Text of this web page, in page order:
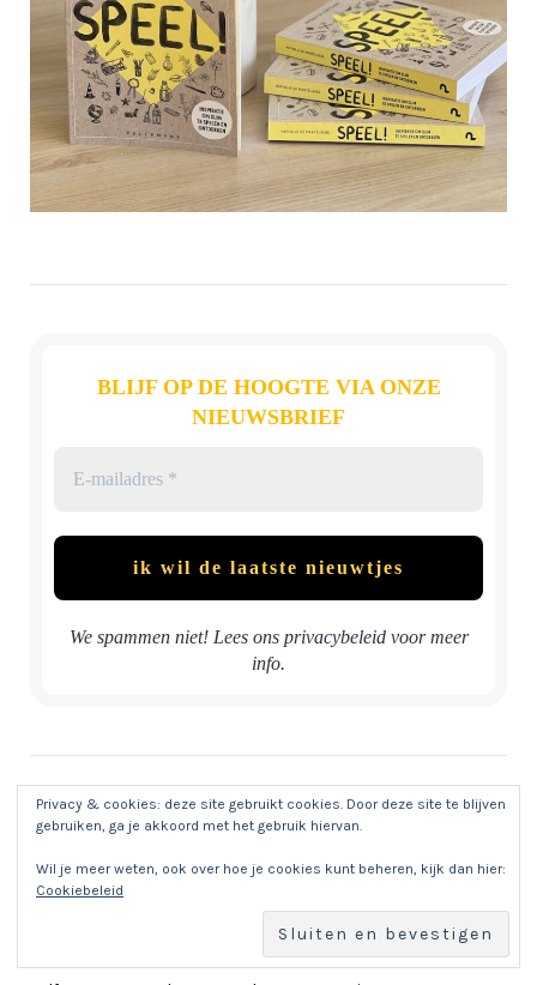
BLIJF OP DE HOOGTE VIA ONZE
NIEUWSBRIEF
We spammen niet! Lees ons privacybeleidvoor meer
info.
POPULAR
Privacy & cookies: deze site gebruikt cookies. Door deze site te blijven
gebruiken, ga je akkoord met het gebruik hiervan.
Wil je meer weten, ook over hoe je cookies kunt beheren, kijk dan hier:
Cookiebeleid